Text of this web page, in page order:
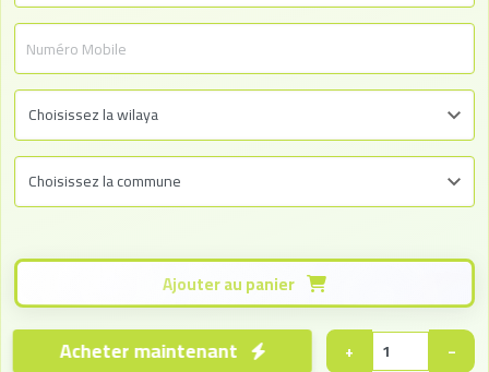
−
+
Acheter maintenant